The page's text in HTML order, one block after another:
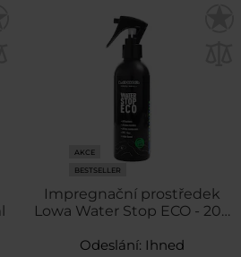
AKCE
BESTSELLER
Impregnační prostředek
Lowa Water Stop ECO - 200
Odeslání: Ihned